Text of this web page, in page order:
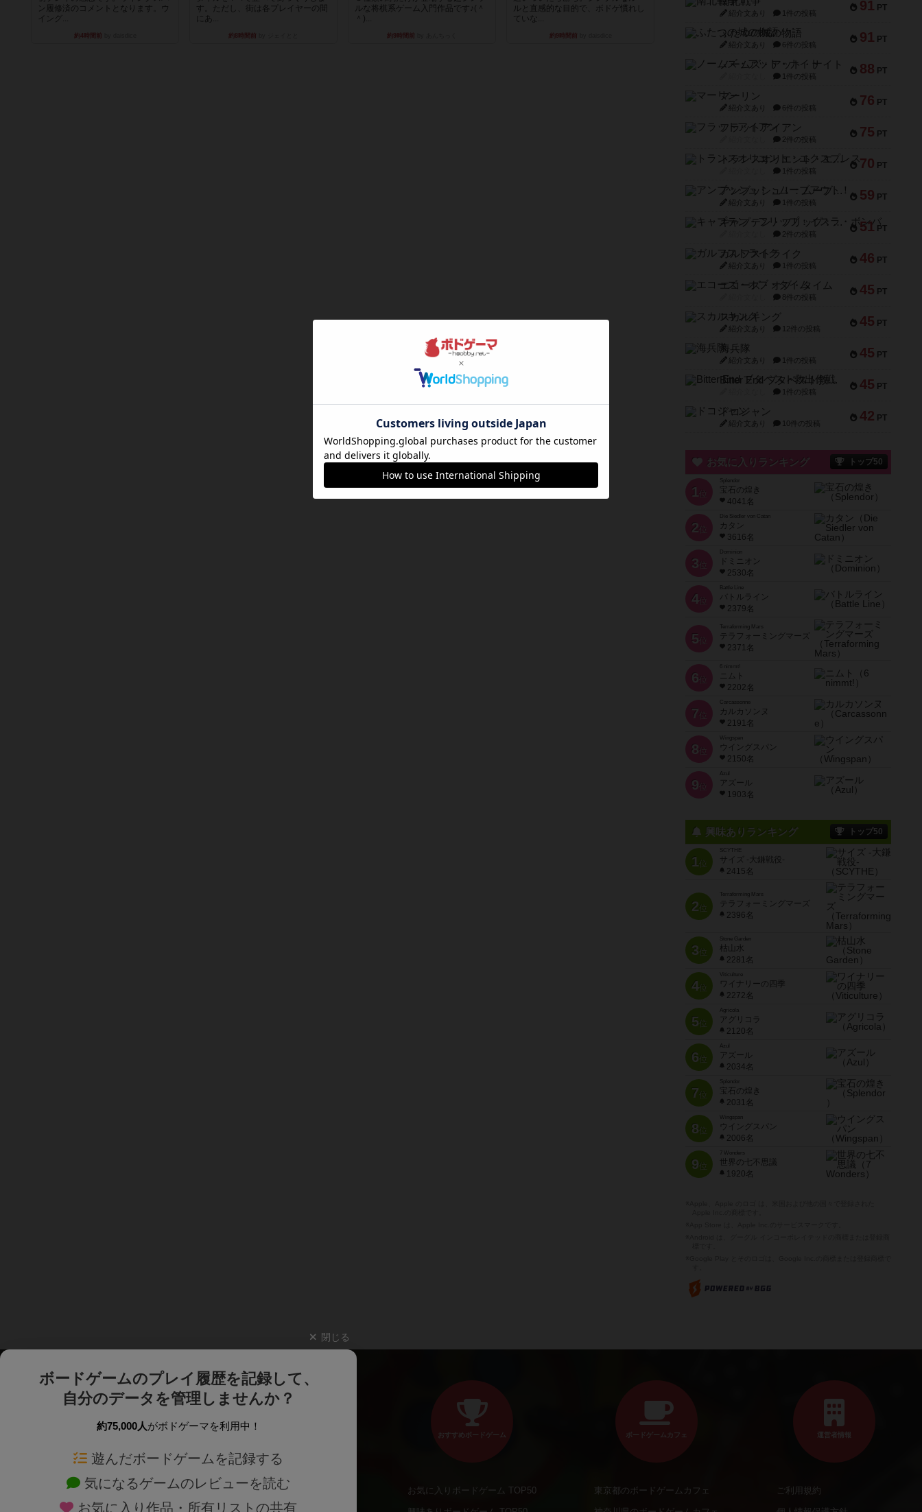
ン履修済のコメントとなります。ウ
イング...
約4時間前
す。ただし、街は各プレイヤーの間
にあ...
約8時間前
ルな将棋系ゲーム入門作品です♪(＾
＾)...
約9時間前
ルと直感的な目的で、ボドゲ慣れし
ていな...
約9時間前
91 PT
紹介文あり 1件の投稿
91 PT
ふたつの城の物語
紹介文あり 6件の投稿
88 PT
ノームズ・アット・ナイト
1件の投稿
76 PT
マーリン
紹介文あり 6件の投稿
75 PT
フラットアイアン
2件の投稿
70 PT
トランスオリエント・エクスプレス
1件の投稿
59 PT
アンブッシュ！：ムーブアウト！
紹介文あり 1件の投稿
51 PT
キャプテン・フリップ：イスラ・ボンバ
2件の投稿
46 PT
ガルフストライク
紹介文あり 1件の投稿
45 PT
エコーズ・オブ・タイム
8件の投稿
45 PT
スカルキング
紹介文あり 12件の投稿
45 PT
海兵隊
紹介文あり 1件の投稿
45 PT
Bitter End ブタペスト救出作戦
1件の投稿
42 PT
ドコジャン
紹介文あり 10件の投稿
お気に入りランキング トップ50
1 位
宝石の煌き
4041名
2 位
Die Siedler von Catan
カタン
3616名
3 位
ドミニオン
2530名
4位
Battle Line
バトルライン
2379名
5 位
Terraforming Mars
テラフォーミングマーズ
2371名
6 位
ニムト
2202名
7 位
Carcassonne
カルカソンヌ
2191名
8 位
Wingspan
ウイングスパン
2150名
9 位
Azul
アズール
1903名
興味ありランキング トップ50
1位
SCYTHE
サイズ -大鎌戦役-
2415名
2位
Terraforming Mars
テラフォーミングマーズ
2396名
3位
Stone Garden
枯山水
2281名
4位
Viticulture
ワイナリーの四季
2272名
5位
Agricola
アグリコラ
2120名
6位
Azul
アズール
2034名
7位
宝石の煌き
2031名
8位
Wingspan
ウイングスパン
2006名
9位
7 Wonders
世界の七不思議
1920名
閉じる
ボードゲームのプレイ履歴を記録して、
自分のデータを管理しませんか？
約75,000人がボドゲーマを利用中！
遊んだボードゲームを記録する
気になるゲームのレビューを読む
お気に入り作品・所有リストの共有
ボードゲームを検索する 新作・再入荷情報
おすすめボードゲーム
お気に入りボードゲーム TOP50
ボードゲームカフェ
東京都のボードゲームカフェ
運営者情報
ご利用規約